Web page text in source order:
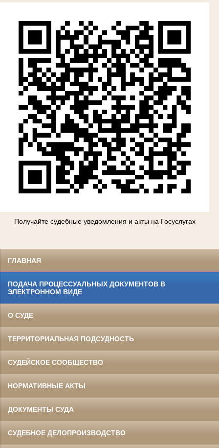
Получайте судебные уведомления и акты на Госуслугах
ГЛАВНАЯ
ПОДАЧА ПРОЦЕССУАЛЬНЫХ ДОКУМЕНТОВ В
ЭЛЕКТРОННОМ ВИДЕ
О СУДЕ
ТЕРРИТОРИАЛЬНАЯ ПОДСУДНОСТЬ
СУДЕЙСКОЕ СООБЩЕСТВО
НОРМАТИВНЫЕ АКТЫ
ДОКУМЕНТЫ СУДА
СУДЕБНОЕ ДЕЛОПРОИЗВОДСТВО